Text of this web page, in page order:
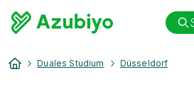
Duales Studium Düsseldorf